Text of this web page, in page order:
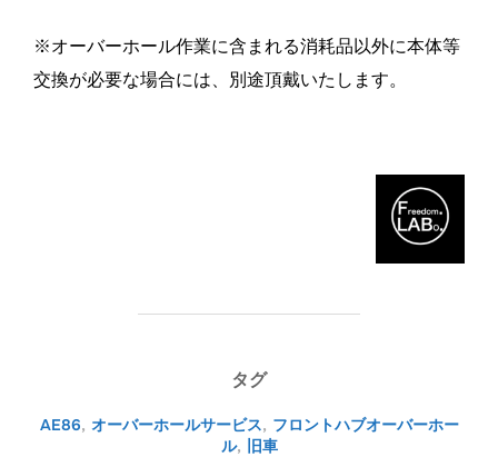
※オーバーホール作業に含まれる消耗品以外に本体等
交換が必要な場合には、別途頂戴いたします。
タグ
AE86, オーバーホールサービス, フロントハブオーバーホー
ル, 旧車